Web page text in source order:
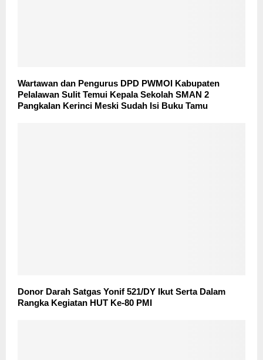
Wartawan dan Pengurus DPD PWMOI Kabupaten
Pelalawan Sulit Temui Kepala Sekolah SMAN 2
Pangkalan Kerinci Meski Sudah Isi Buku Tamu
Donor Darah Satgas Yonif 521/DY Ikut Serta Dalam
Rangka Kegiatan HUT Ke-80 PMI